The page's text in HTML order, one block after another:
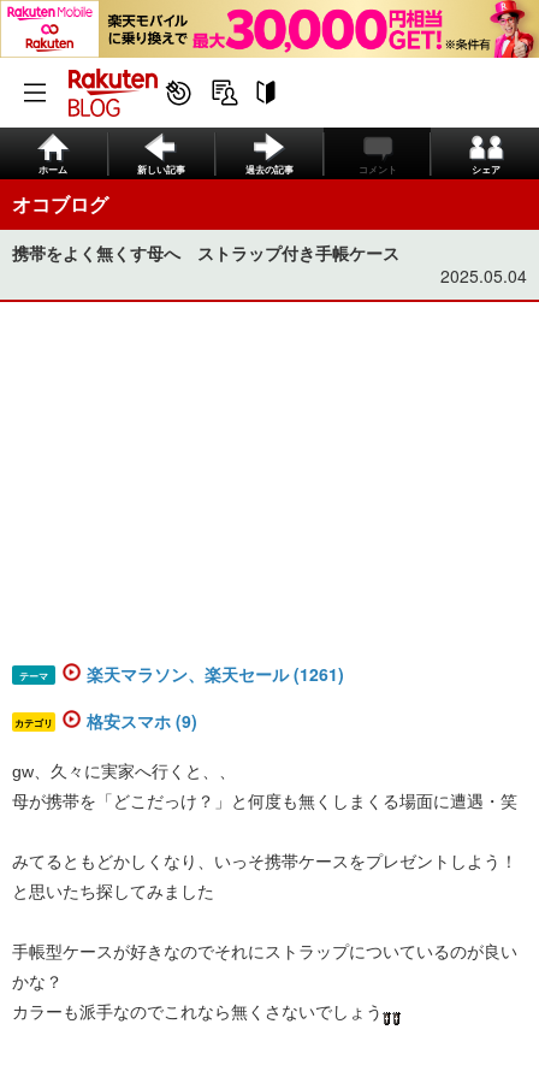
ホーム 新しい記事 過去の記事 コメント シェア
オコブログ
携帯をよく無くす母へ ストラップ付き手帳ケース
2025.05.04
テーマ 楽天マラソン、楽天セール (1261)
カテゴリ 格安スマホ (9)
gw、久々に実家へ行くと、、
母が携帯を「どこだっけ？」と何度も無くしまくる場面に遭遇・笑
みてるともどかしくなり、いっそ携帯ケースをプレゼントしよう！
と思いたち探してみました
手帳型ケースが好きなのでそれにストラップについているのが良い
かな？
カラーも派手なのでこれなら無くさないでしょう